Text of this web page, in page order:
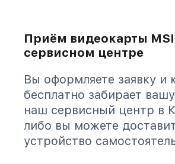
Приём видеокарты MSI
сервисном центре
Вы оформляете заявку и
бесплатно забирает
наш сервисный центр в
либо вы можете
устройство